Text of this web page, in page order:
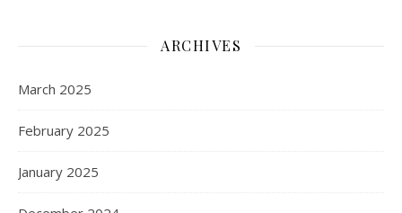
ARCHIVES
March 2025
February 2025
January 2025